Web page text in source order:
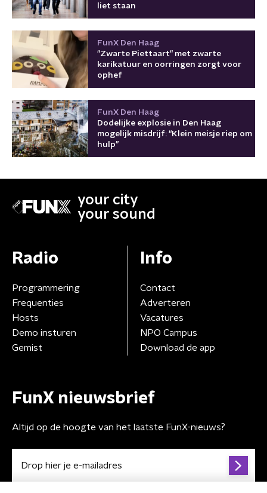
liet staan
FunX Den Haag
"Zwarte Piettaart" met zwarte
karikatuur en oorringen zorgt voor
ophef
FunX Den Haag
Dodelijke explosie in Den Haag
mogelijk misdrijf: “Klein meisje riep om
hulp”
your city
your sound
Radio
Programmering
Frequenties
Hosts
Demo insturen
Gemist
Info
Contact
Adverteren
Vacatures
NPO Campus
Download de app
FunX nieuwsbrief
Altijd op de hoogte van het laatste FunX-nieuws?